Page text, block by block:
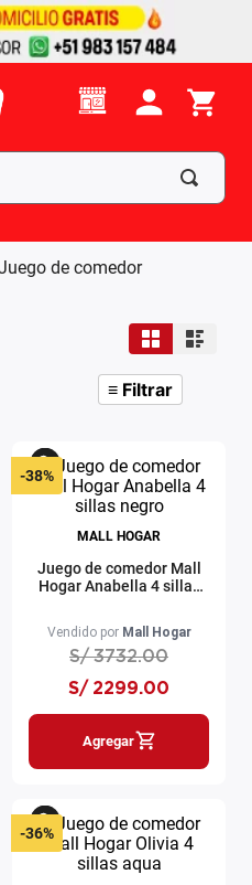
de comedor
≡ Filtrar
-38%
MALL HOGAR
Juego de comedor Mall
Hogar Anabella 4 sillas
Vendido por Mall Hogar
S/ 3732.00
S/ 2299.00
Agregar
-36%